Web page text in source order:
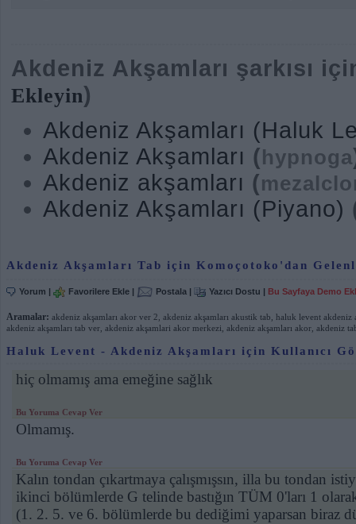
Akdeniz Akşamları şarkısı
Ekleyin)
Akdeniz Akşamları (Haluk
Akdeniz Akşamları (hypnoga
Akdeniz akşamları (
Akdeniz Akşamları (Piyano)
Akdeniz Akşamları Tab için Komoçotoko'dan
Yorum | Favorilere Ekle | Postala | Yazıcı Dostu | Bu Sayfaya Demo
Aramalar: akdeniz akşamları akor ver 2 akdeniz akşamları akustik tab haluk levent akdeniz
akdeniz akşamları tab ver akdeniz akşamlari akor merkezi akdeniz akşamları akor akdeniz
Haluk Levent - Akdeniz Akşamları için Kullanıcı
hiç olmamış ama emeğine sağlık
Bu Yoruma Cevap Ver
Olmamış.
Bu Yoruma Cevap Ver
Kalın tondan çıkartmaya çalışmışsın, illa bu tondan
ikinci bölümlerde G telinde bastığın TÜM 0'ları 1
(1. 2. 5. ve 6. bölümlerde bu dediğimi yaparsan biraz